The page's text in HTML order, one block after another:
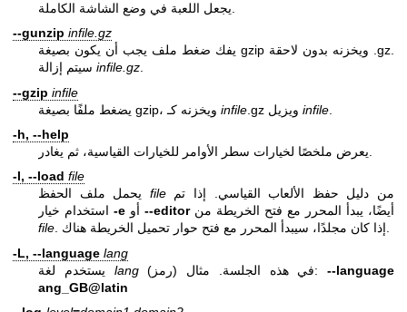
--gunzip infile.gz
يفك ضغط ملف يجب أن يكون بصيغة gzip ويخزنه بدون لاحقة .gz.
infile.gz.
--gzip infile
infile infile
-h, --help
-l, --load file
fileمن دليل حفظ الألعاب القياسي. إذا تم
-e --editor أيضًا، يبدأ المحرر مع فتح الخريطة من
file
. إذا كان مجلدًا، سيبدأ المحرر مع فتح حوار تحميل الخريطة هناك.
-L, --language lang
lang (رمز) في هذه الجلسة. مثال: --language
ang_GB@latin